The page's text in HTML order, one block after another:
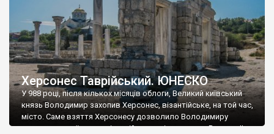
Херсонес Таврійський. ЮНЕСКО
У 988 році, після кількох місяців облоги, Великий київський
князь Володимир захопив Херсонес, візантійське, на той час,
місто. Саме взяття Херсонесу дозволило Володимиру
диктувати свої умови візантійському імператору Василю ІІ, та